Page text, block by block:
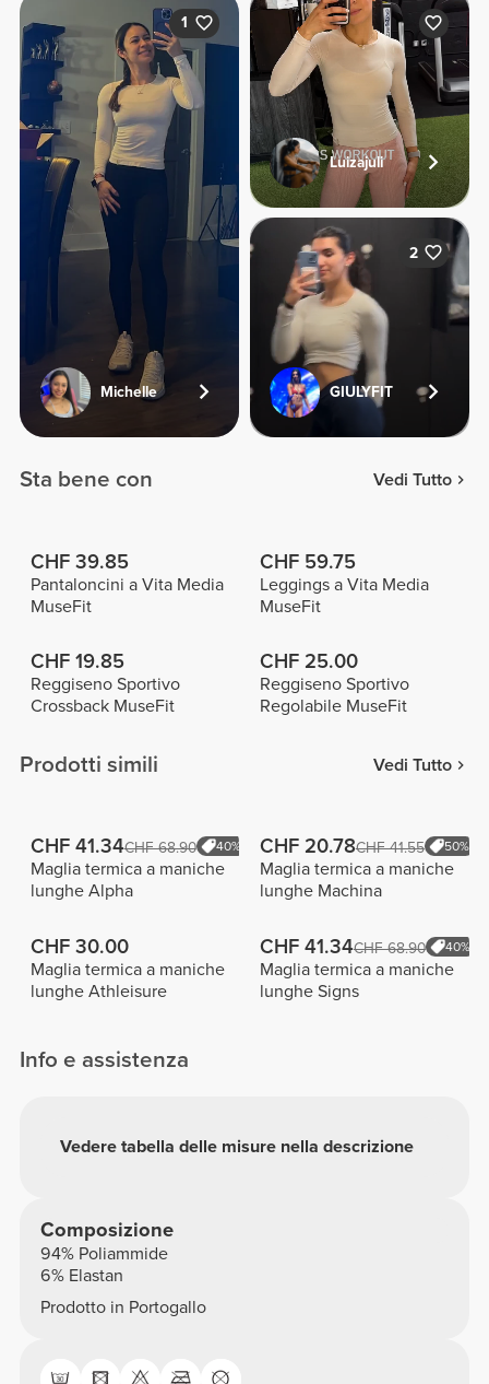
1
Michelle
Luizajuli
2
GIULYFIT
Sta bene con Vedi Tutto
CHF 39.85
Pantaloncini a Vita Media
MuseFit
CHF 59.75
Leggings a Vita Media
MuseFit
CHF 19.85
Reggiseno Sportivo
Crossback MuseFit
CHF 25.00
Reggiseno Sportivo
Regolabile MuseFit
Prodotti simili Vedi Tutto
CHF 41.34CHF 68.90 40%
Maglia termica a maniche
lunghe Alpha
CHF 20.78CHF 41.55 50%
Maglia termica a maniche
lunghe Machina
CHF 30.00
Maglia termica a maniche
lunghe Athleisure
CHF 41.34CHF 68.90 40%
Maglia termica a maniche
lunghe Signs
Info e assistenza
Vedere tabella delle misure nella descrizione
Composizione
94% Poliammide
6% Elastan
Prodotto in Portogallo